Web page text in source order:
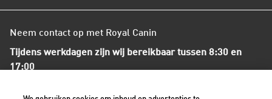
Neem contact op met Royal Canin
Tijdens werkdagen zijn wij bereikbaar tussen 8:30 en
17:00
+31(0)413-318418